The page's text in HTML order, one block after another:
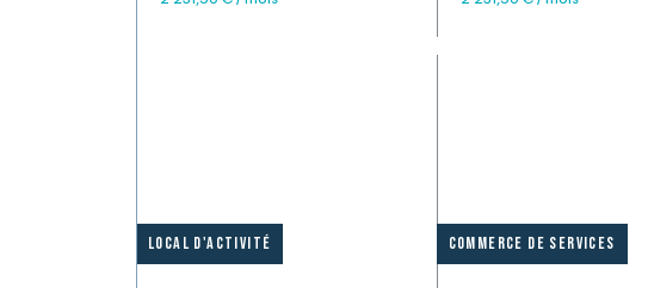
Local d'activité Commerce de services